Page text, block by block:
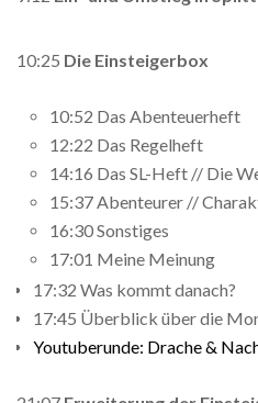
10:25 Die Einsteigerbox
10:52 Das Abenteuerheft
12:22 Das Regelheft
14:16 Das SL-Heft // Die
15:37 Abenteurer //
16:30 Sonstiges
17:01 Meine Meinung
17:32 Was kommt danach?
17:45 Überblick über die
Youtuberunde: Drache &